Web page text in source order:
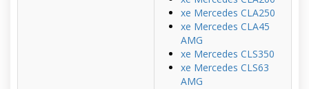
xe Mercedes CLA250
xe Mercedes CLA45
AMG
xe Mercedes CLS350
xe Mercedes CLS63
AMG